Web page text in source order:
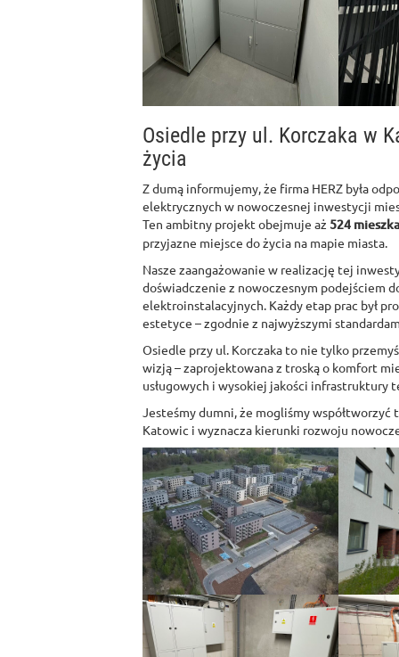
Osiedle przy ul. Korczaka w
życia
Z dumą informujemy, że firma HERZ była
elektrycznych w nowoczesnej inwestycji
Ten ambitny projekt obejmuje aż 524
przyjazne miejsce do życia na mapie miasta.
Nasze zaangażowanie w realizację tej
doświadczenie z nowoczesnym podejściem
elektroinstalacyjnych. Każdy etap prac był
estetyce – zgodnie z najwyższymi
Osiedle przy ul. Korczaka to nie tylko
wizją – zaprojektowana z troską o komfort
usługowych i wysokiej jakości infrastruktury
Jesteśmy dumni, że mogliśmy
Katowic i wyznacza kierunki rozwoju